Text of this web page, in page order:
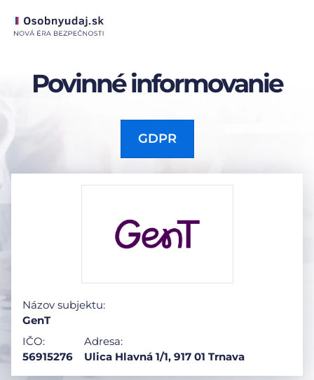
Povinné informovanie
GDPR
Názov subjektu:
GenT
IČO:
56915276
Adresa:
Ulica Hlavná 1/1, 917 01 Trnava